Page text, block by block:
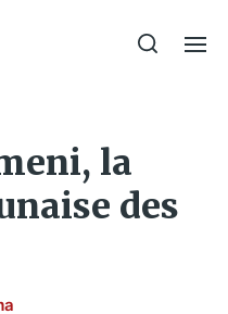
la
des